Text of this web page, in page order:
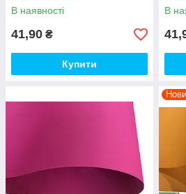
В наявності
41,90 ₴
Купити
В